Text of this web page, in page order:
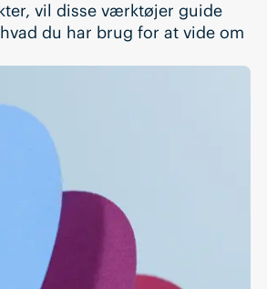
vil disse værktøjer guide
du har brug for at vide om